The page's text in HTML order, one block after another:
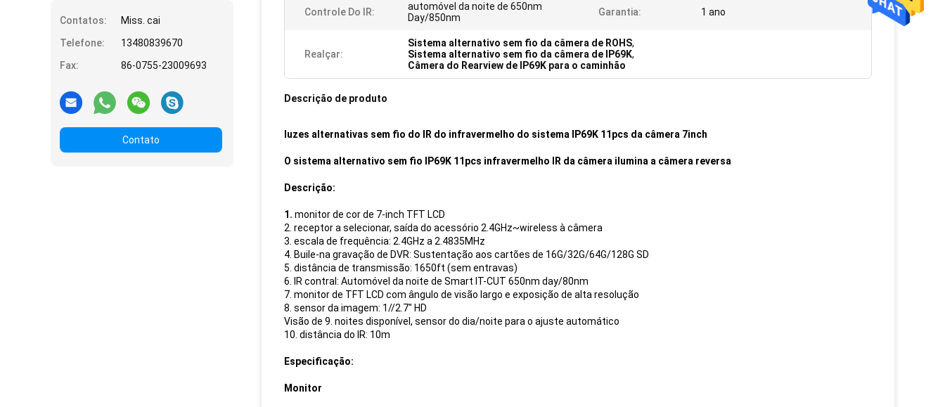
Contatos:
Miss. cai
Telefone:
13480839670
Fax:
86-0755-23009693
Contato
Controle Do IR:
automóvel da noite de 650nm
Day/850nm
Garantia: 1 ano
Realçar:
Sistema alternativo sem fio da câmera de ROHS,
Sistema alternativo sem fio da câmera de IP69K,
Câmera do Rearview de IP69K para o caminhão
Descrição de produto
luzes alternativas sem fio do IR do infravermelho do sistema IP69K 11pcs da câmera 7inch
O sistema alternativo sem fio IP69K 11pcs infravermelho IR da câmera ilumina a câmera reversa
Descrição:
1. monitor de cor de 7-inch TFT LCD
2. receptor a selecionar, saída do acessório 2.4GHz~wireless à câmera
3. escala de frequência: 2.4GHz a 2.4835MHz
4. Buile-na gravação de DVR: Sustentação aos cartões de 16G/32G/64G/128G SD
5. distância de transmissão: 1650ft (sem entravas)
6. IR contral: Automóvel da noite de Smart IT-CUT 650nm day/80nm
7. monitor de TFT LCD com ângulo de visão largo e exposição de alta resolução
8. sensor da imagem: 1//2.7" HD
Visão de 9. noites disponível, sensor do dia/noite para o ajuste automático
10. distância do IR: 10m
Especificação:
Monitor